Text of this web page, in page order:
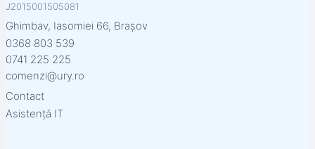
J2015001505081
Ghimbav, Iasomiei 66, Brașov
0368 803 539
0741 225 225
comenzi@ury.ro
Contact
Asistență IT